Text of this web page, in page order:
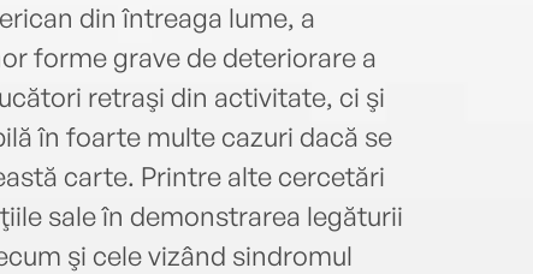
din întreaga lume, a
forme grave de deteriorare a
retraşi din activitate, ci şi
în foarte multe cazuri dacă se
carte. Printre alte cercetări
sale în demonstrarea legăturii
şi cele vizând sindromul